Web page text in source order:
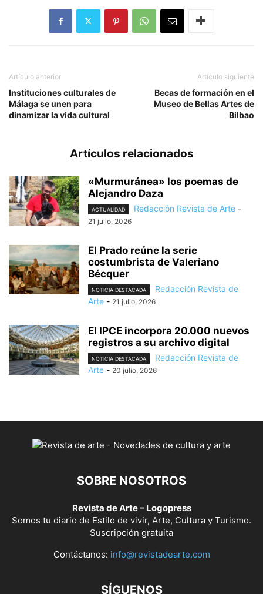
Artículo anterior
Instituciones culturales de
Málaga se unen para
dinamizar la vida cultural
Artículo siguiente
Becas de formación en el
Museo de Bellas Artes de
Bilbao
Artículos relacionados
«Murmuránea» los poemas de
Alejandro Daza
ACTUALIDAD Redacción Revista de Arte -
21 julio, 2026
El Prado reúne la serie
costumbrista de Valeriano
Bécquer
NOTICIA DESTACADA
Redacción Revista de
Arte - 21 julio, 2026
El IPCE incorpora 20.000 nuevos
registros a su archivo digital
NOTICIA DESTACADA
Redacción Revista de
Arte - 20 julio, 2026
SOBRE NOSOTROS
Revista de Arte – Logopress
Somos tu diario de Estilo de vivir, Arte, Cultura y Turismo.
Suscripción gratuita
Contáctanos: info@revistadearte.com
SÍGUENOS